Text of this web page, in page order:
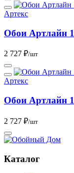
Артекс
Обои Артлайн
2 727 ₽/шт
Артекс
Обои Артлайн
2 727 ₽/шт
Каталог